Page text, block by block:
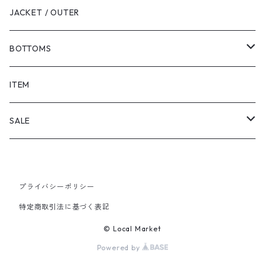
JACKET / OUTER
BOTTOMS
SHORTS
PANTS
ITEM
SALE
PANTS
プライバシーポリシー
特定商取引法に基づく表記
© Local Market
Powered by